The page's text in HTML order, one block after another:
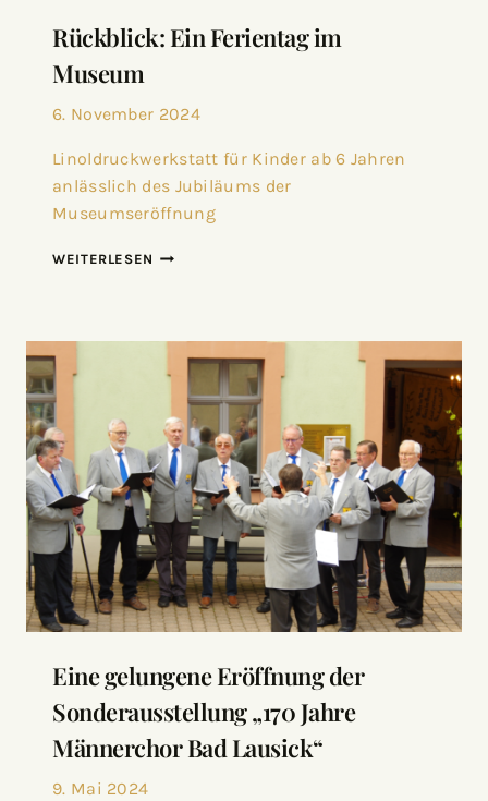
Rückblick: Ein Ferientag im
Museum
6. November 2024
Linoldruckwerkstatt für Kinder ab 6 Jahren
anlässlich des Jubiläums der
Museumseröffnung
WEITERLESEN
Eine gelungene Eröffnung der
Sonderausstellung „170 Jahre
Männerchor Bad Lausick“
9. Mai 2024